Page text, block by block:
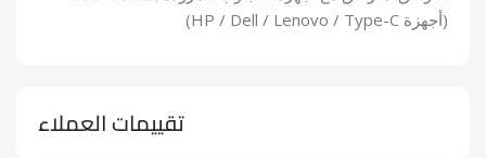
(أجهزة HP / Dell / Lenovo / Type-C)
تقييمات العملاء